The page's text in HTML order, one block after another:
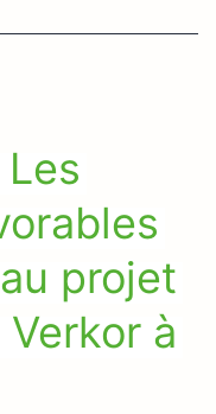
projet
à